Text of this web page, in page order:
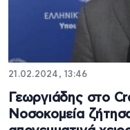
21.02.2024, 13:46
Γεωργιάδης στο
Νοσοκομεία